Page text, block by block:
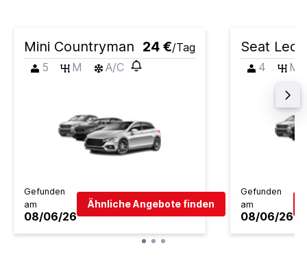
Mini Countryman 24 €/Tag
5
M A/C
Gefunden
am
08/06/26
Ähnliche Angebote finden
Seat
4 M
Gefunden
am
08/06/26